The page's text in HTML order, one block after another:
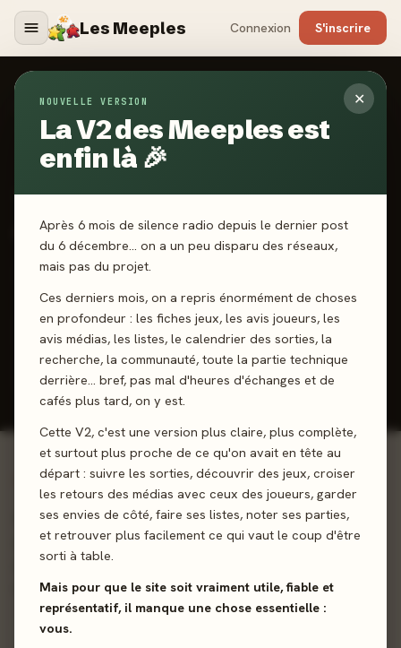
Les Meeples Connexion S'inscrire
✕
NOUVELLE VERSION
La V2 des Meeples est
enfin là 🎉
Après 6 mois de silence radio depuis le dernier post
du 6 décembre… on a un peu disparu des réseaux,
mais pas du projet.
Ces derniers mois, on a repris énormément de choses
en profondeur : les fiches jeux, les avis joueurs, les
avis médias, les listes, le calendrier des sorties, la
recherche, la communauté, toute la partie technique
derrière… bref, pas mal d'heures d'échanges et de
cafés plus tard, on y est.
Cette V2, c'est une version plus claire, plus complète,
et surtout plus proche de ce qu'on avait en tête au
départ : suivre les sorties, découvrir des jeux, croiser
les retours des médias avec ceux des joueurs, garder
ses envies de côté, faire ses listes, noter ses parties,
et retrouver plus facilement ce qui vaut le coup d'être
sorti à table.
Mais pour que le site soit vraiment utile, fiable et
représentatif, il manque une chose essentielle :
vous.
Jeux/Arkeis
2023·ANKAMA BOARDGAMES
Arkeis
2-5 joueurs 12 ans+
J'ai joué Envie de jouer Wishlist
Donner mon avis
01 - LE JEU
Plongez au cœur des mystères de la pyramide en
explorant ses ruines! Esquivez les pièges, combattez les
monstres et découvrez la vérité sur un mystère oublié de
l'Histoire...
Coop’